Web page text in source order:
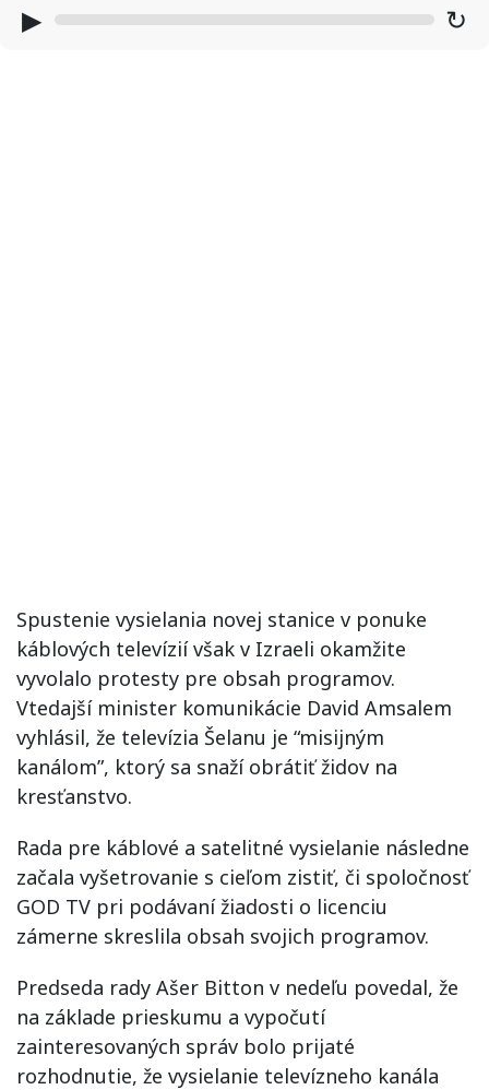
▶ ↻
Spustenie vysielania novej stanice v ponuke
káblových televízií však v Izraeli okamžite
vyvolalo protesty pre obsah programov.
Vtedajší minister komunikácie David Amsalem
vyhlásil, že televízia Šelanu je “misijným
kanálom”, ktorý sa snaží obrátiť židov na
kresťanstvo.
Rada pre káblové a satelitné vysielanie následne
začala vyšetrovanie s cieľom zistiť, či spoločnosť
GOD TV pri podávaní žiadosti o licenciu
zámerne skreslila obsah svojich programov.
Predseda rady Ašer Bitton v nedeľu povedal, že
na základe prieskumu a vypočutí
zainteresovaných správ bolo prijaté
rozhodnutie, že vysielanie televízneho kanála